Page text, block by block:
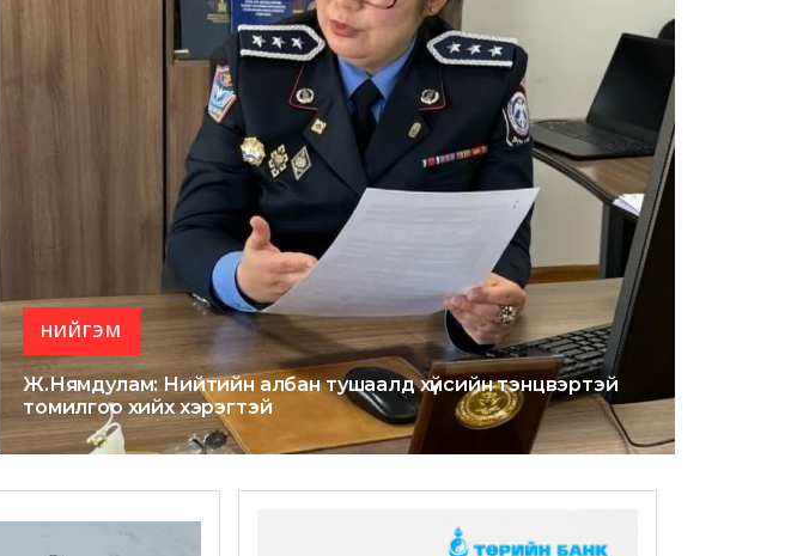
НИЙГЭМ
Ж.Нямдулам: Нийтийн албан тушаалд хүйсийн тэнцвэртэй
томилгоо хийх хэрэгтэй